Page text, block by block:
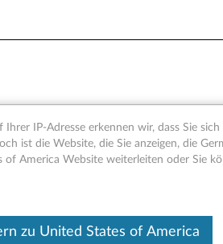
Ihrer IP-Adresse erkennen wir, dass Sie
ist die Website, die Sie anzeigen, die
of America Website weiterleiten oder Sie
zu United States of America